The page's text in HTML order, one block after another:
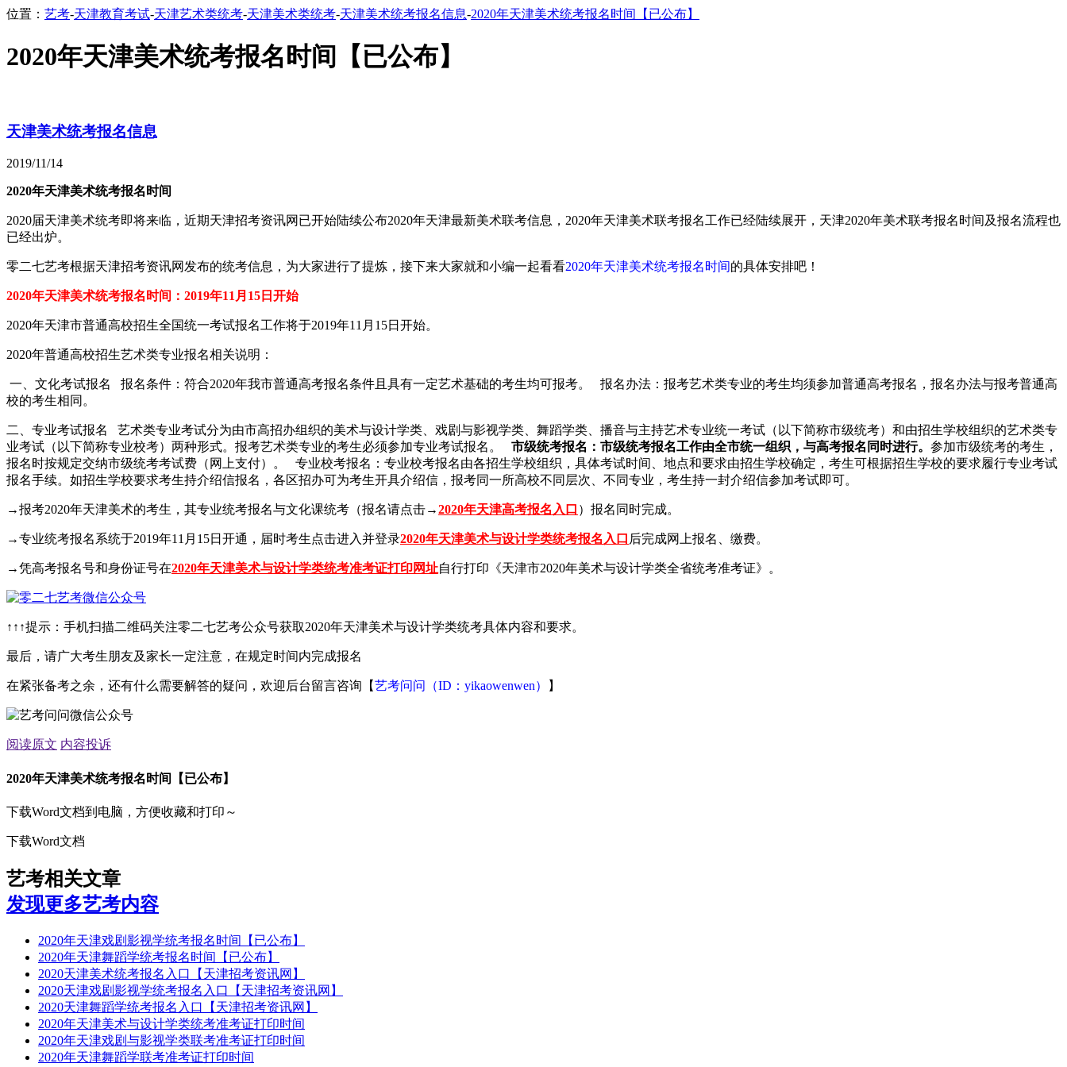
位置： 艺考-天津教育考试-天津艺术类统考-天津美术类统考-天津美术统考报名信息-2020年天津美术统考报名时间【已公布】
2020年天津美术统考报名时间【已公布】
天津美术统考报名信息
2019/11/14
2020年天津美术统考报名时间
2020届天津美术统考即将来临，近期天津招考资讯网已开始陆续公布2020年天津最新美术联考信息，2020年天津美术联考报名工作已经陆续展开，天津2020年美术联考报名时间及报名流程也
已经出炉。
零二七艺考根据天津招考资讯网发布的统考信息，为大家进行了提炼，接下来大家就和小编一起看看2020年天津美术统考报名时间的具体安排吧！
2020年天津美术统考报名时间：2019年11月 15日开始
2020年天津市普通高校招生全国统一考试报名工作将于2019年11月15日开始。
2020年普通高校招生艺术类专业报名相关说明：
一、文化考试报名 报名条件：符合2020年我市普通高考报名条件且具有一定艺术基础的考生均可报考。 报名办法：报考艺术类专业的考生均须参加普通高考报名，报名办法与报考普通高
校的考生相同。
二、专业考试报名 艺术类专业考试分为由市高招办组织的美术与设计学类、戏剧与影视学类、舞蹈学类、播音与主持艺术专业统一考试（以下简称市级统考）和由招生学校组织的艺术类专
业考试（以下简称专业校考）两种形式。报考艺术类专业的考生必须参加专业考试报名。 市级统考报名：市级统考报名工作由全市统一组织，与高考报名同时进行。 参加市级统考的考生，
报名时按规定交纳市级统考考试费（网上支付）。 专业校考报名：专业校考报名由各招生学校组织，具体考试时间、地点和要求由招生学校确定，考生可根据招生学校的要求履行专业考试
报名手续。如招生学校要求考生持介绍信报名，各区招办可为考生开具介绍信，报考同一所高校不同层次、不同专业，考生持一封介绍信参加考试即可。
→报考2020年天津美术的考生，其专业统考报名与文化课统考（报名请点击→2020年天津高考报名入口 ）报名同时完成。
→专业统考报名系统于2019年11月15日开通，届时考生点击进入并登录2020年天津美术与设计学类统考报名入口 后完成网上报名、缴费。
→凭高考报名号和身份证号在2020年天津美术与设计学类统考准考证打印网址自行打印《天津市2020年美术与设计学类全省统考准考证》。
↑↑↑提示：手机扫描二维码关注零二七艺考公众号获取2020年天津美术与设计学类统考具体内容和要求。
最后，请广大考生朋友及家长一定注意，在规定时间内完成报名
在紧张备考之余，还有什么需要解答的疑问，欢迎后台留言咨询【艺考问问（ID：yikaowenwen） 】
阅读原文 内容投诉
2020年天津美术统考报名时间【已公布】
下载Word文档到电脑，方便收藏和打印～
下载Word文档
艺考相关文章
发现更多艺考内容
2020年天津戏剧影视学统考报名时间【已公布】
2020年天津舞蹈学统考报名时间【已公布】
2020天津美术统考报名入口【天津招考资讯网】
2020天津戏剧影视学统考报名入口【天津招考资讯网】
2020天津舞蹈学统考报名入口【天津招考资讯网】
2020年天津美术与设计学类统考准考证打印时间
2020年天津戏剧与影视学类联考准考证打印时间
2020年天津舞蹈学联考准考证打印时间